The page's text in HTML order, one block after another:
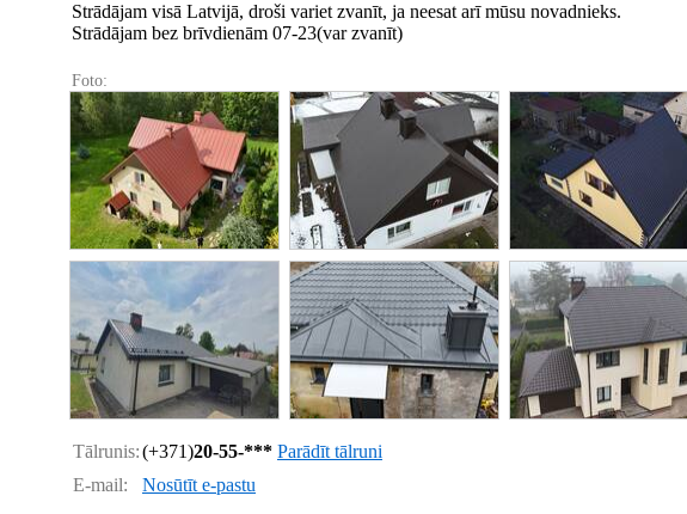
Strādājam visā Latvijā, droši variet zvanīt, ja neesat arī mūsu novadnieks.
Strādājam bez brīvdienām 07-23(var zvanīt)
Foto:
Tālrunis:(+371)20-55-*** Parādīt tālruni
E-mail:
Nosūtīt e-pastu